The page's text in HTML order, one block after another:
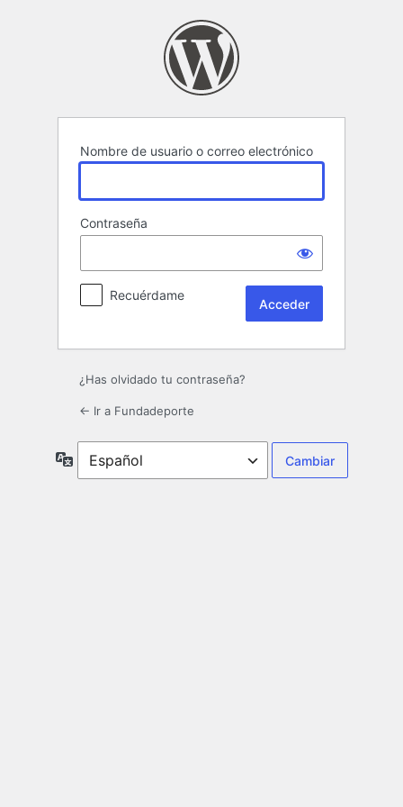
Nombre de usuario o correo electrónico
Contraseña
Recuérdame
¿Has olvidado tu contraseña?
← Ir a Fundadeporte
Idioma